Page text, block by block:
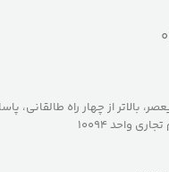
بالاتر از چهار راه طالقانی،
واحد 10094